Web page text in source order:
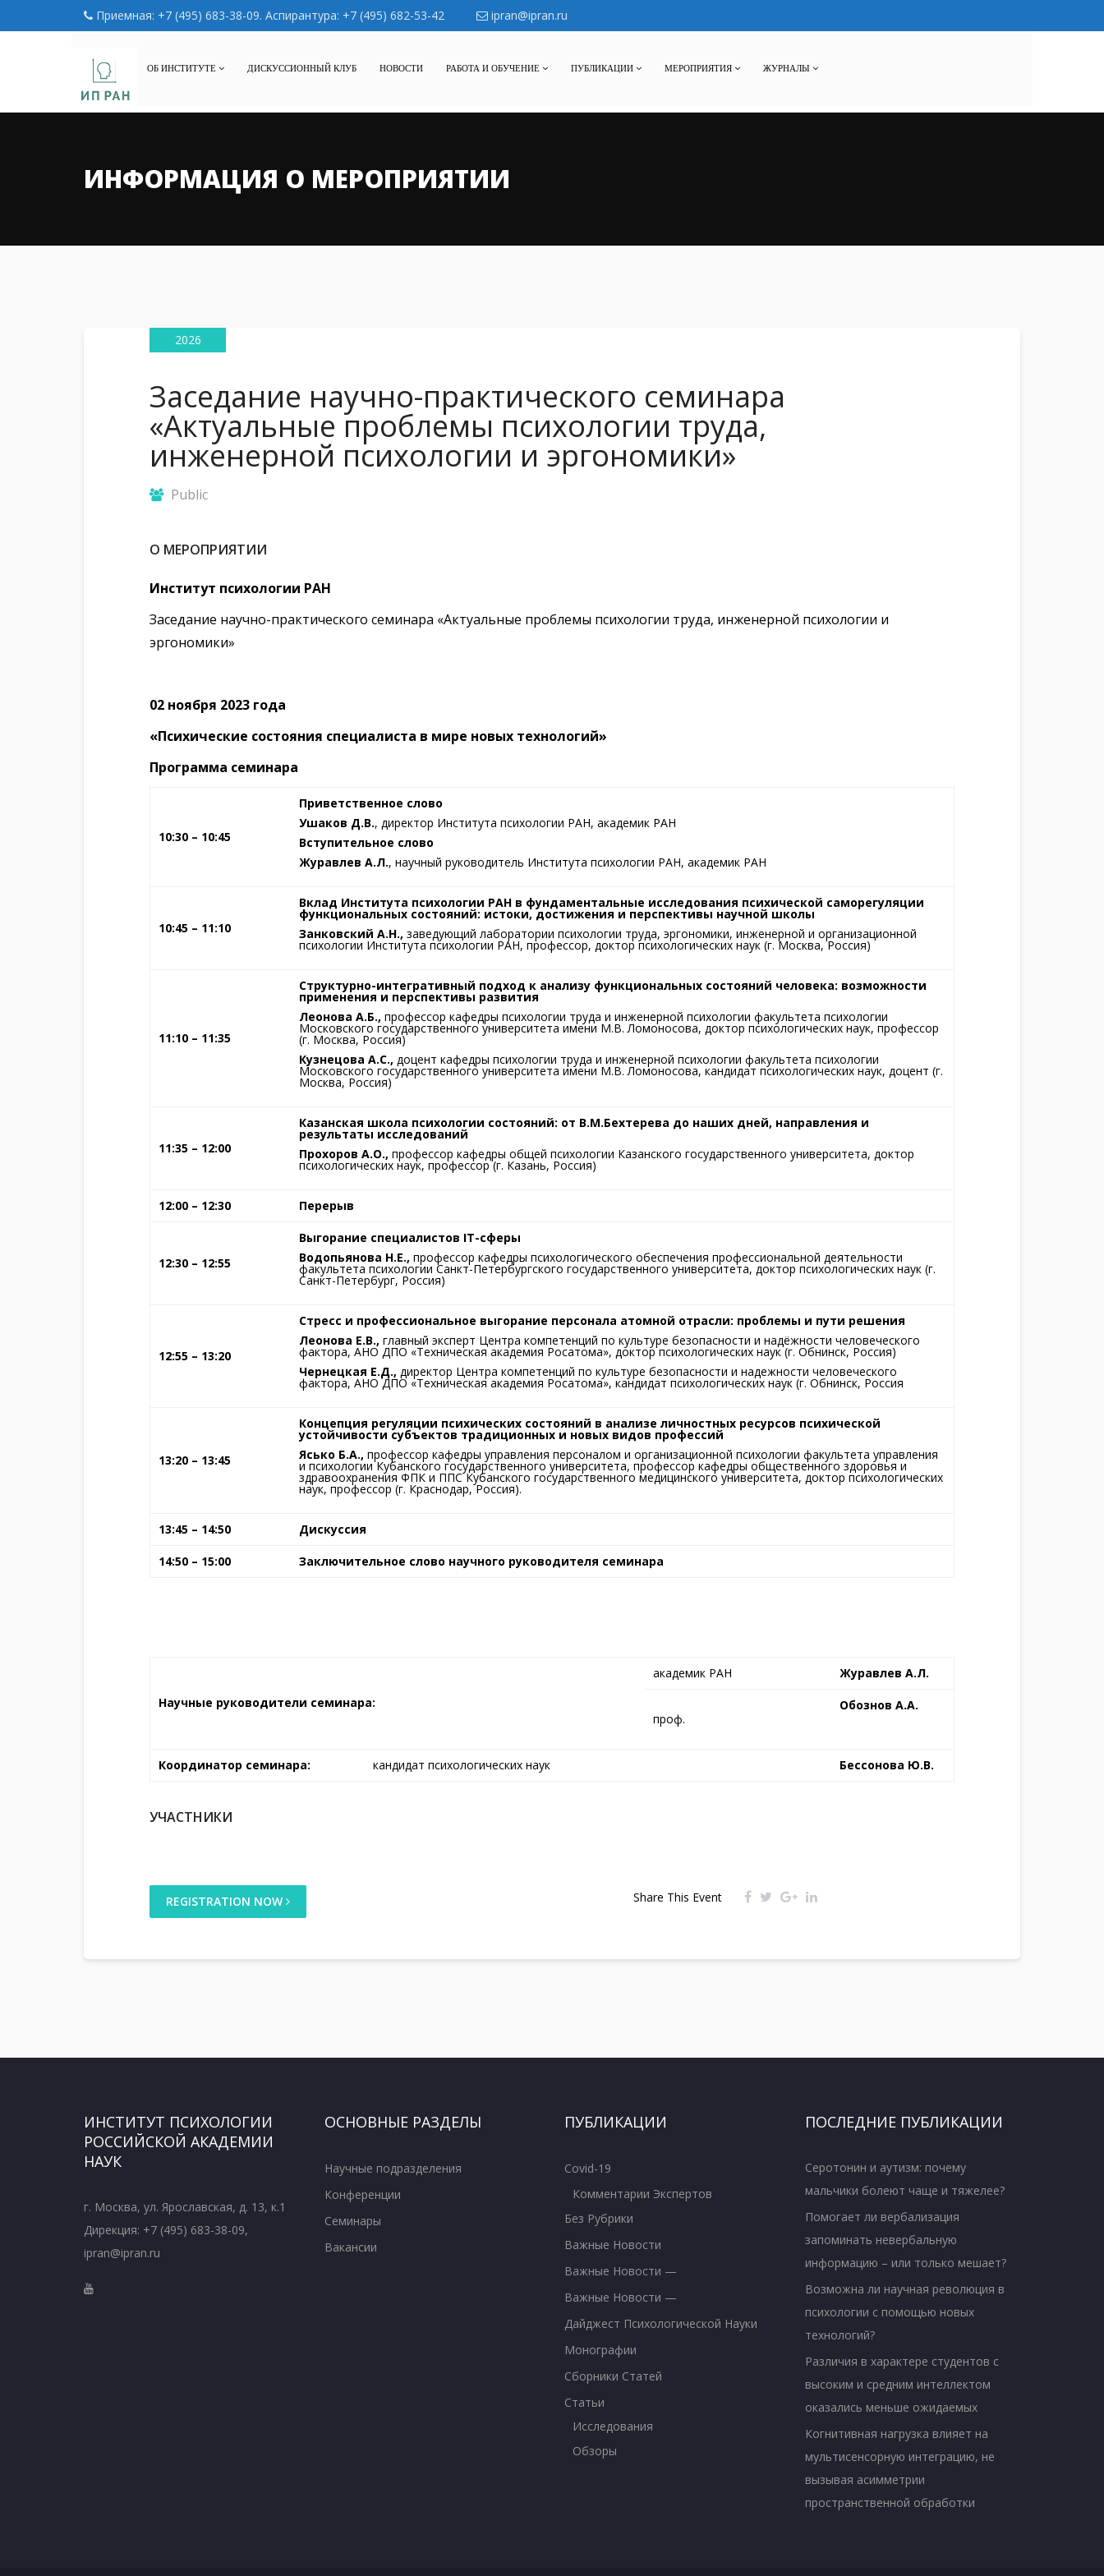
Приемная: +7 (495) 683-38-09. Аспирантура: +7 (495) 682-53-42 ipran@ipran.ru
ОБ ИНСТИТУТЕ ДИСКУССИОННЫЙ КЛУБ НОВОСТИ РАБОТА И ОБУЧЕНИЕ ПУБЛИКАЦИИ МЕРОПРИЯТИЯ ЖУРНАЛЫ
ИНФОРМАЦИЯ О МЕРОПРИЯТИИ
2026
Заседание научно-практического семинара
«Актуальные проблемы психологии труда,
инженерной психологии и эргономики»
Public
О МЕРОПРИЯТИИ
Институт психологии РАН
Заседание научно-практического семинара «Актуальные проблемы психологии труда, инженерной психологии и
эргономики»
02 ноября 2023 года
«Психические состояния специалиста в мире новых технологий»
Программа семинара
10:30 – 10:45
Приветственное слово
Ушаков Д.В., директор Института психологии РАН, академик РАН
Вступительное слово
Журавлев А.Л., научный руководитель Института психологии РАН, академик РАН
10:45 – 11:10
Вклад Института психологии РАН в фундаментальные исследования психической саморегуляции
функциональных состояний: истоки, достижения и перспективы научной школы
Занковский А.Н., заведующий лаборатории психологии труда, эргономики, инженерной и организационной
психологии Института психологии РАН, профессор, доктор психологических наук (г. Москва, Россия)
11:10 – 11:35
Структурно-интегративный подход к анализу функциональных состояний человека: возможности
применения и перспективы развития
Леонова А.Б., профессор кафедры психологии труда и инженерной психологии факультета психологии
Московского государственного университета имени М.В. Ломоносова, доктор психологических наук, профессор
(г. Москва, Россия)
Кузнецова А.С., доцент кафедры психологии труда и инженерной психологии факультета психологии
Московского государственного университета имени М.В. Ломоносова, кандидат психологических наук, доцент (г.
Москва, Россия)
11:35 – 12:00
Казанская школа психологии состояний: от В.М.Бехтерева до наших дней, направления и
результаты исследований
Прохоров А.О., профессор кафедры общей психологии Казанского государственного университета, доктор
психологических наук, профессор (г. Казань, Россия)
12:00 – 12:30 Перерыв
12:30 – 12:55
Выгорание специалистов IT-сферы
Водопьянова Н.Е., профессор кафедры психологического обеспечения профессиональной деятельности
факультета психологии Санкт-Петербургского государственного университета, доктор психологических наук (г.
Санкт-Петербург, Россия)
12:55 – 13:20
Стресс и профессиональное выгорание персонала атомной отрасли: проблемы и пути решения
Леонова Е.В., главный эксперт Центра компетенций по культуре безопасности и надёжности человеческого
фактора, АНО ДПО «Техническая академия Росатома», доктор психологических наук (г. Обнинск, Россия)
Чернецкая Е.Д., директор Центра компетенций по культуре безопасности и надежности человеческого
фактора, АНО ДПО «Техническая академия Росатома», кандидат психологических наук (г. Обнинск, Россия
13:20 – 13:45
Концепция регуляции психических состояний в анализе личностных ресурсов психической
устойчивости субъектов традиционных и новых видов профессий
Ясько Б.А., профессор кафедры управления персоналом и организационной психологии факультета управления
и психологии Кубанского государственного университета, профессор кафедры общественного здоровья и
здравоохранения ФПК и ППС Кубанского государственного медицинского университета, доктор психологических
наук, профессор (г. Краснодар, Россия).
13:45 – 14:50 Дискуссия
14:50 – 15:00 Заключительное слово научного руководителя семинара
Научные руководители семинара:
академик РАН Журавлев А.Л.
проф.
Обознов А.А.
Координатор семинара: кандидат психологических наук Бессонова Ю.В.
УЧАСТНИКИ
REGISTRATION NOW Share This Event
ИНСТИТУТ ПСИХОЛОГИИ
РОССИЙСКОЙ АКАДЕМИИ
НАУК
г. Москва, ул. Ярославская, д. 13, к.1
Дирекция: +7 (495) 683-38-09,
ipran@ipran.ru
ОСНОВНЫЕ РАЗДЕЛЫ
Научные подразделения
Конференции
Семинары
Вакансии
ПУБЛИКАЦИИ
Covid-19
Комментарии Экспертов
Без Рубрики
Важные Новости
Важные Новости —
Важные Новости —
Дайджест Психологической Науки
Монографии
Сборники Статей
Статьи
Исследования
Обзоры
ПОСЛЕДНИЕ ПУБЛИКАЦИИ
Серотонин и аутизм: почему
мальчики болеют чаще и тяжелее?
Помогает ли вербализация
запоминать невербальную
информацию – или только мешает?
Возможна ли научная революция в
психологии с помощью новых
технологий?
Различия в характере студентов с
высоким и средним интеллектом
оказались меньше ожидаемых
Когнитивная нагрузка влияет на
мультисенсорную интеграцию, не
вызывая асимметрии
пространственной обработки